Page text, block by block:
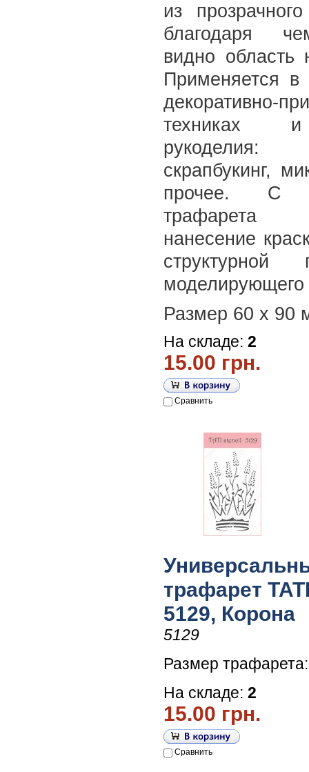
из
благодаря
видно область
Применяется в
декоративно-
техниках
рукоделия:
скрапбукинг,
прочее. С
трафарета
нанесение
моделирующего
Размер 60 х 90
На складе: 2
15.00 грн.
Сравнить
трафарет
5129, Корона
5129
Размер
На складе: 2
15.00 грн.
Сравнить